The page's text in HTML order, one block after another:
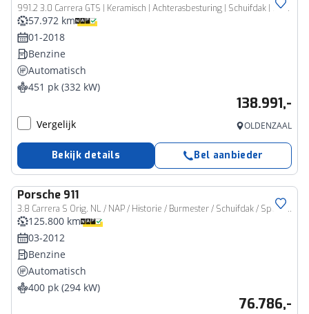
991.2 3.0 Carrera GTS | Keramisch | Achterasbesturing | Schuifdak | BOSE Sound | 18-Voudig | PDLS +
57.972 km
01-2018
Benzine
Automatisch
451 pk (332 kW)
138.991,-
Vergelijk OLDENZAAL
Bekijk details Bel aanbieder
Porsche 911
3.8 Carrera S Orig. NL / NAP / Historie / Burmester / Schuifdak / Sport Chrono / PDCC / Sportuitlaat / Carplay / Camera / Alcantara hemel / PTV plus
125.800 km
03-2012
Benzine
Automatisch
400 pk (294 kW)
76.786,-